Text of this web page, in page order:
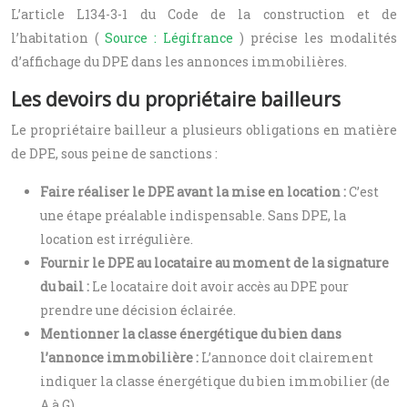
L’article L134-3-1 du Code de la construction et de
l’habitation ( Source : Légifrance ) précise les modalités
d’affichage du DPE dans les annonces immobilières.
Les devoirs du propriétaire bailleurs
Le propriétaire bailleur a plusieurs obligations en matière
de DPE, sous peine de sanctions :
Faire réaliser le DPE avant la mise en location :C’est
une étape préalable indispensable. Sans DPE, la
location est irrégulière.
Fournir le DPE au locataire au moment de la signature
du bail : Le locataire doit avoir accès au DPE pour
prendre une décision éclairée.
Mentionner la classe énergétique du bien dans
l’annonce immobilière : L’annonce doit clairement
indiquer la classe énergétique du bien immobilier (de